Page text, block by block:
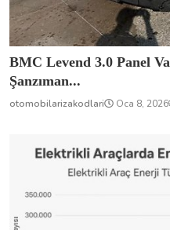
BMC Levend 3.0 Panel
Şanzıman...
otomobilarizakodlari Oca 8, 2026